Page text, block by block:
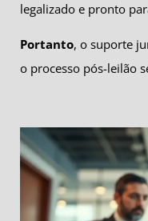
legalizado e pronto
Portanto, o suporte
o processo pós-leilão